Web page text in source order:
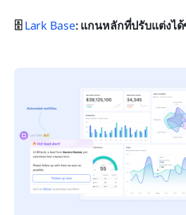
🗄️ Lark Base: แกนหลักที่ปรับแต่งไ